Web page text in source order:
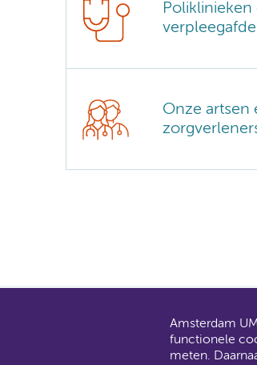
Poliklinieken
Onze artsen
Amsterdam
functionele
meten.